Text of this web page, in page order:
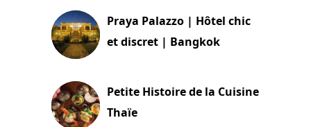
Praya Palazzo | Hôtel chic
et discret | Bangkok
Petite Histoire de la Cuisine
Thaïe